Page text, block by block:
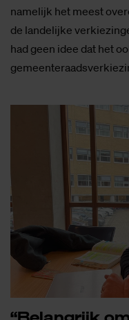
namelijk het meest
de landelijke
had geen idee dat het